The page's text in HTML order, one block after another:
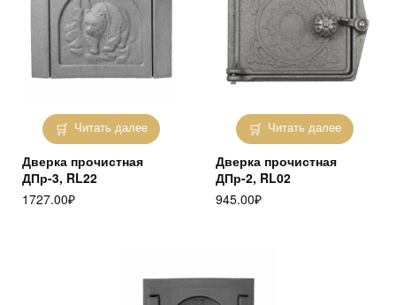
Читать далее
Дверка прочистная
ДПр-3, RL22
1727.00₽
Читать далее
Дверка прочистная
ДПр-2, RL02
945.00₽